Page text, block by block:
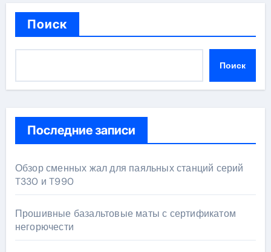
Поиск
Поиск
Последние записи
Обзор сменных жал для паяльных станций серий
T330 и T990
Прошивные базальтовые маты с сертификатом
негорючести